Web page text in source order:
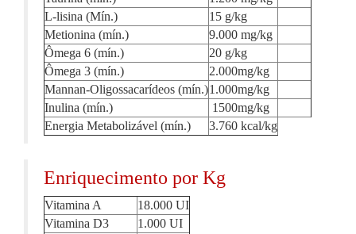
L-lisina (Mín.)
15 g/kg
Metionina (mín.)
9.000 mg/kg
Ômega 6 (mín.)
20 g/kg
Ômega 3 (mín.)
2.000mg/kg
Mannan-Oligossacarídeos (mín.)1.000mg/kg
Inulina (mín.)
1500mg/kg
Energia Metabolizável (mín.)
3.760 kcal/kg
Enriquecimento por Kg
Vitamina A
18.000 UI
Vitamina D3
1.000 UI